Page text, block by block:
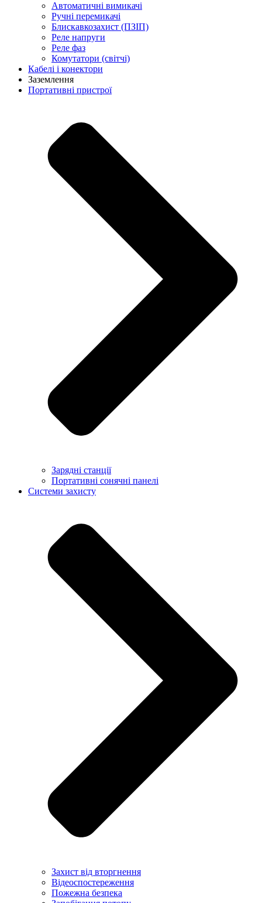
Автоматичні вимикачі
Ручні перемикачі
Блискавкозахист (ПЗІП)
Реле напруги
Реле фаз
Комутатори (світчі)
Кабелі і конектори
Заземлення
Портативні пристрої
Зарядні станції
Портативні сонячні панелі
Системи захисту
Захист від вторгнення
Відеоспостереження
Пожежна безпека